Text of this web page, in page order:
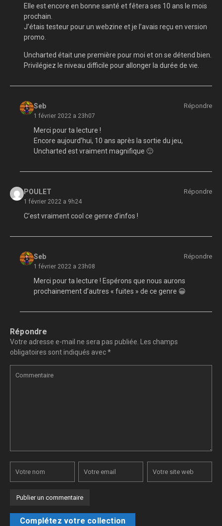
Elle est encore en bonne santé et fêtera ses 10 ans le mois
prochain.
J’étais testeur pour un webzine et je l’avais reçu en version
promo.
Uncharted était une première pour moi et on se détend bien.
Privilégiez le niveau difficile pour allonger la durée de vie.
Seb
1 février 2022 a 23h07
Répondre
Merci pour ta lecture !
Encore aujourd’hui, 10 ans après la sortie du jeu,
Uncharted est vraiment magnifique 🙂
POULET
1 février 2022 a 9h24
Répondre
C’est vraiment cool ce genre d’infos !
Seb
1 février 2022 a 23h08
Répondre
Merci pour ta lecture ! Espérons que nous aurons
prochainement d’autres « fuites » de ce genre 😀
Répondre
Votre adresse e-mail ne sera pas publiée.
Les champs
obligatoires sont indiqués avec*
Complétez votre collection